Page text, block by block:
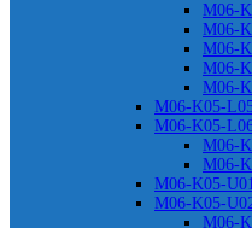
M06-
M06-
M06-
M06-
M06-
M06-K05-
M06-K05-
M06-
M06-
M06-K05-
M06-K05-
M06-